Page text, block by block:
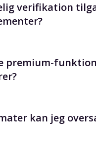
verifikation
premium-
kan jeg